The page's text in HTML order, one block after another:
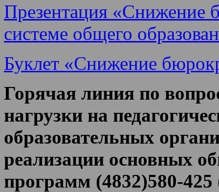
Презентация «Снижение
системе общего
Буклет «Снижение
Горячая линия по
нагрузки на
образовательных
реализации основных
программ (4832)580-425